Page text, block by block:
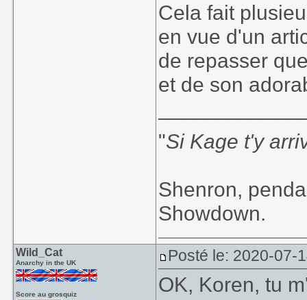
Cela fait
en vue d'un
de repasser
et de son
"Si Kage t'y
Shenron,
Showdown.
Wild_Cat
Anarchy in the UK
Score au grosquiz
Posté le: 2020-07-
OK, Koren, tu